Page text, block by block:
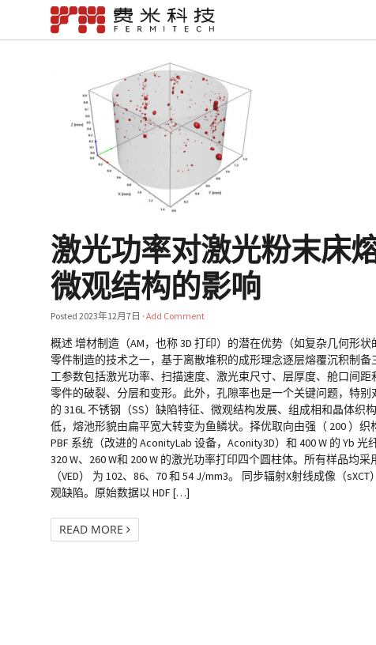
激光功率对激光粉末床
微观结构的影响
Posted2023年12月7日 ·Add Comment
概述 增材制造（AM，也称 3D 打印）的潜在优势（如复杂几何形
零件制造的技术之一，基于离散堆积的成形理念逐层熔覆沉积制
工参数包括激光功率、扫描速度、激光束尺寸、层厚度、舱口间
零件的破裂、分层和变形。此外，孔隙率也是一个关键问题，特
的 316L 不锈钢（SS）缺陷特征、微观结构发展、组成相和晶体
低，熔池形貌由扁平宽大转变为鱼鳞状。择优取向由强（ 200 ）织
PBF 系统（改进的 AconityLab 设备，Aconity3D）和 400 W 的 Yb
320 W、260 W和 200 W 的激光功率打印四个圆柱体。所有样品均
（VED） 为 102、86、70 和 54 J/mm3。 同步辐射X射线成像（
观缺陷。原始数据以 HDF […]
READ MORE